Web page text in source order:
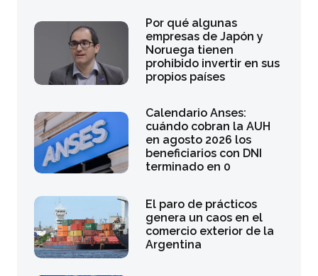
Por qué algunas
empresas de Japón y
Noruega tienen
prohibido invertir en sus
propios países
Calendario Anses:
cuándo cobran la AUH
en agosto 2026 los
beneficiarios con DNI
terminado en 0
El paro de prácticos
genera un caos en el
comercio exterior de la
Argentina